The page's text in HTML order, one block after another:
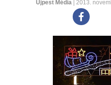
Újpest Média | 2013.